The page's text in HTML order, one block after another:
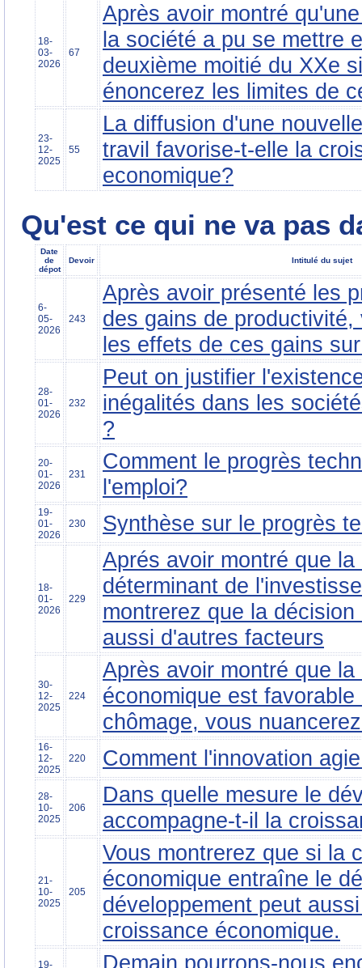
18-
03-
2026
67
Après avoir montré
la société a pu se mettre
deuxième moitié du XXe
énoncerez les limites de
23-
12-
2025
55
La diffusion d'une
travil favorise-t-elle la
economique?
Qu'est ce qui ne va pas
Date
de
dépot
Devoir Intitulé du sujet
6-
05-
2026
243
Après avoir présenté les
des gains de
les effets de ces gains
28-
01-
2026
232
Peut on justifier
inégalités dans les
?
20-
01-
2026
231
Comment le progrès
l'emploi?
19-
01-
2026
230 Synthèse sur le progrès
18-
01-
2026
229
Aprés avoir montré que
déterminant de
montrerez que la
aussi d'autres facteurs
30-
12-
2025
224
Après avoir montré que
économique est
chômage, vous
16-
12-
2025
220 Comment l'innovation
28-
10-
2025
206
Dans quelle mesure le
accompagne-t-il la
21-
10-
2025
205
Vous montrerez que si la
économique entraîne le
développement peut
croissance économique.
19- Demain pourrons-nous